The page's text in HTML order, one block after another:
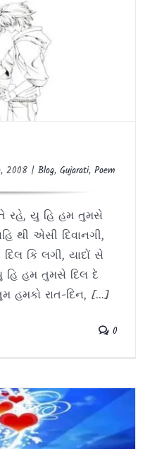
દે ચુકે
Poem
2008 | Blog, Gujarati, Poem
રહે, યુ હિ હમ તુમસે
થી એસી દિવાનગી,
કિ લગી, યાદોં સે
હમ તુમસે દિલ દે
રાત-દિન, [...]
0